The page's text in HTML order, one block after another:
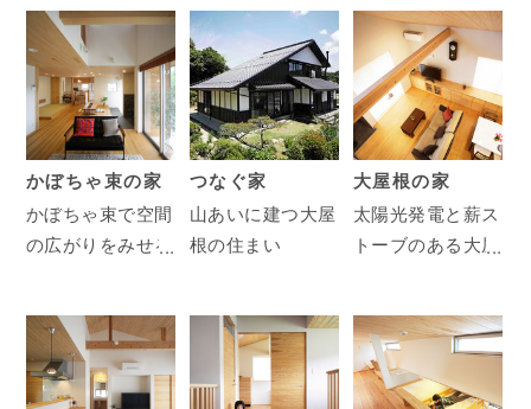
かぼちゃ束の家
かぼちゃ束で空間
の広がりをみせる
つなぐ家
山あいに建つ大屋
根の住まい
大屋根の家
太陽光発電と薪ス
トーブのある大屋